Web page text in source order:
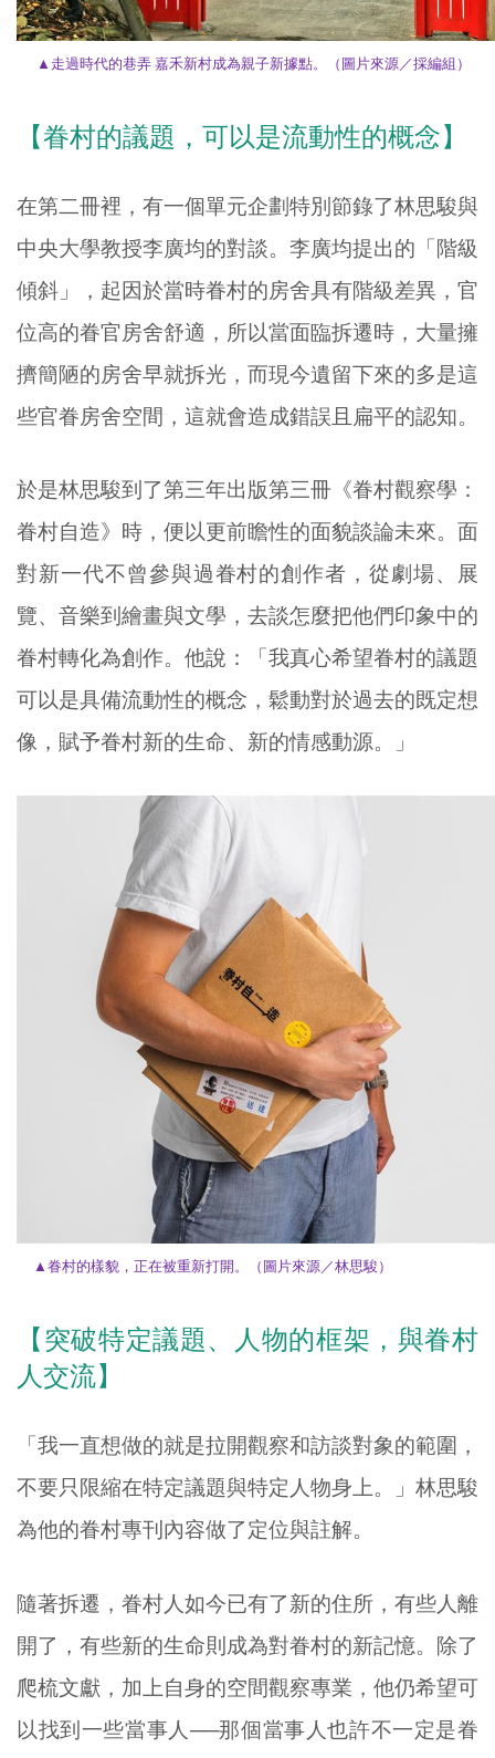
▲ 走過時代的巷弄 嘉禾新村成為親子新據點。 （圖片來源／採編組）
【眷村的議題，可以是流動性的概念】
在第二冊裡，有一個單元企劃特別節錄了林思駿與
中央大學教授李廣均的對談。李廣均提出的「階級
傾斜」，起因於當時眷村的房舍具有階級差異，官
位高的眷官房舍舒適，所以當面臨拆遷時，大量擁
擠簡陋的房舍早就拆光，而現今遺留下來的多是這
些官眷房舍空間，這就會造成錯誤且扁平的認知。
於是林思駿到了第三年出版第三冊《眷村觀察學：
眷村自造》時，便以更前瞻性的面貌談論未來。面
對新一代不曾參與過眷村的創作者，從劇場、展
覽、音樂到繪畫與文學，去談怎麼把他們印象中的
眷村轉化為創作。他說：「我真心希望眷村的議題
可以是具備流動性的概念，鬆動對於過去的既定想
像，賦予眷村新的生命、新的情感動源。」
▲ 眷村的樣貌，正在被重新打開。 （圖片來源／林思駿 ）
【突破特定議題、人物的框架，與眷村
人交流】
「我一直想做的就是拉開觀察和訪談對象的範圍，
不要只限縮在特定議題與特定人物身上。」林思駿
為他的眷村專刊內容做了定位與註解。
隨著拆遷，眷村人如今已有了新的住所，有些人離
開了，有些新的生命則成為對眷村的新記憶。除了
爬梳文獻，加上自身的空間觀察專業，他仍希望可
以找到一些當事人──那個當事人也許不一定是眷